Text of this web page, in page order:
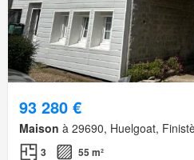
93 280 €
Maison à 29690, Huelgoat,
3 55 m²